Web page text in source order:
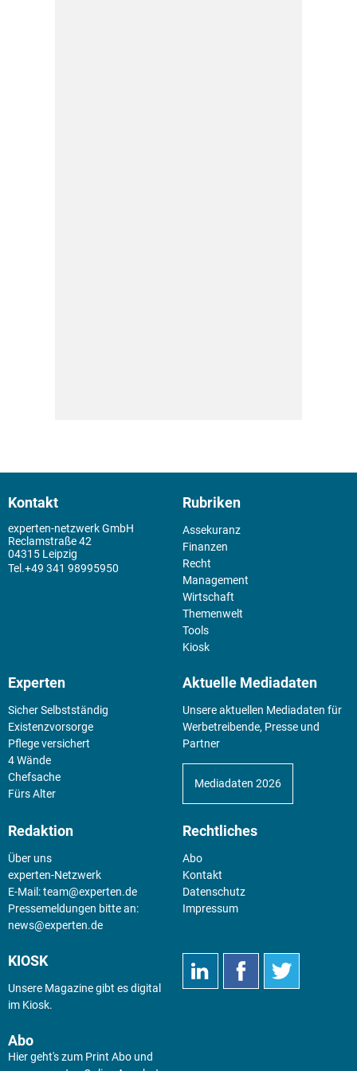
Kontakt
experten-netzwerk GmbH
Reclamstraße 42
04315 Leipzig
+49 341 98995950
Rubriken
Assekuranz
Finanzen
Recht
Management
Wirtschaft
Themenwelt
Tools
Kiosk
Experten
Sicher Selbstständig
Existenz­vorsorge
Pflege versichert
4 Wände
Chefsache
Fürs Alter
Aktuelle Mediadaten
Unsere aktuellen Mediadaten für
Werbetreibende, Presse und
Partner
Mediadaten 2026
Redaktion
Über uns
experten-Netzwerk
E-Mail:team@experten.de
Pressemeldungen bitte an:
news@experten.de
Rechtliches
Abo
Kontakt
Datenschutz
Impressum
KIOSK
Unsere Magazine gibt es digital
im Kiosk.
Abo
Hier geht's zum Print Abo und